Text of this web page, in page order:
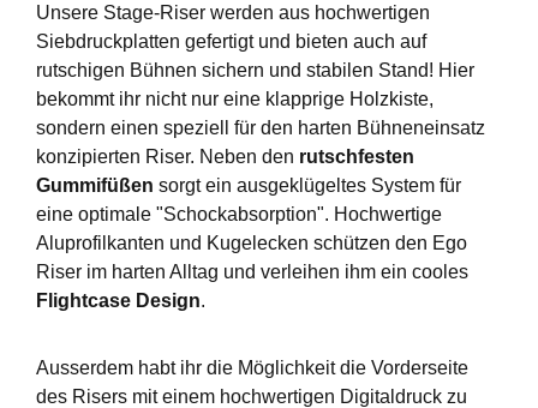
Unsere Stage-Riser werden aus hochwertigen
Siebdruckplatten gefertigt und bieten auch auf
rutschigen Bühnen sichern und stabilen Stand! Hier
bekommt ihr nicht nur eine klapprige Holzkiste,
sondern einen speziell für den harten Bühneneinsatz
konzipierten Riser. Neben den rutschfesten
Gummifüßen sorgt ein ausgeklügeltes System für
eine optimale "Schockabsorption". Hochwertige
Aluprofilkanten und Kugelecken schützen den Ego
Riser im harten Alltag und verleihen ihm ein cooles
Flightcase Design.
Ausserdem habt ihr die Möglichkeit die Vorderseite
des Risers mit einem hochwertigen Digitaldruck zu